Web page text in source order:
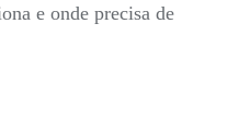
e onde precisa de